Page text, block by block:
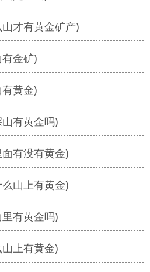
才有黄金矿产)
金矿)
黄金)
有黄金吗)
有没有黄金)
山上有黄金)
有黄金吗)
上有黄金)